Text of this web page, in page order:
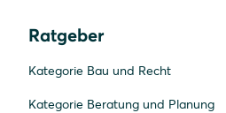
Ratgeber
Kategorie Bau und Recht
Kategorie Beratung und Planung